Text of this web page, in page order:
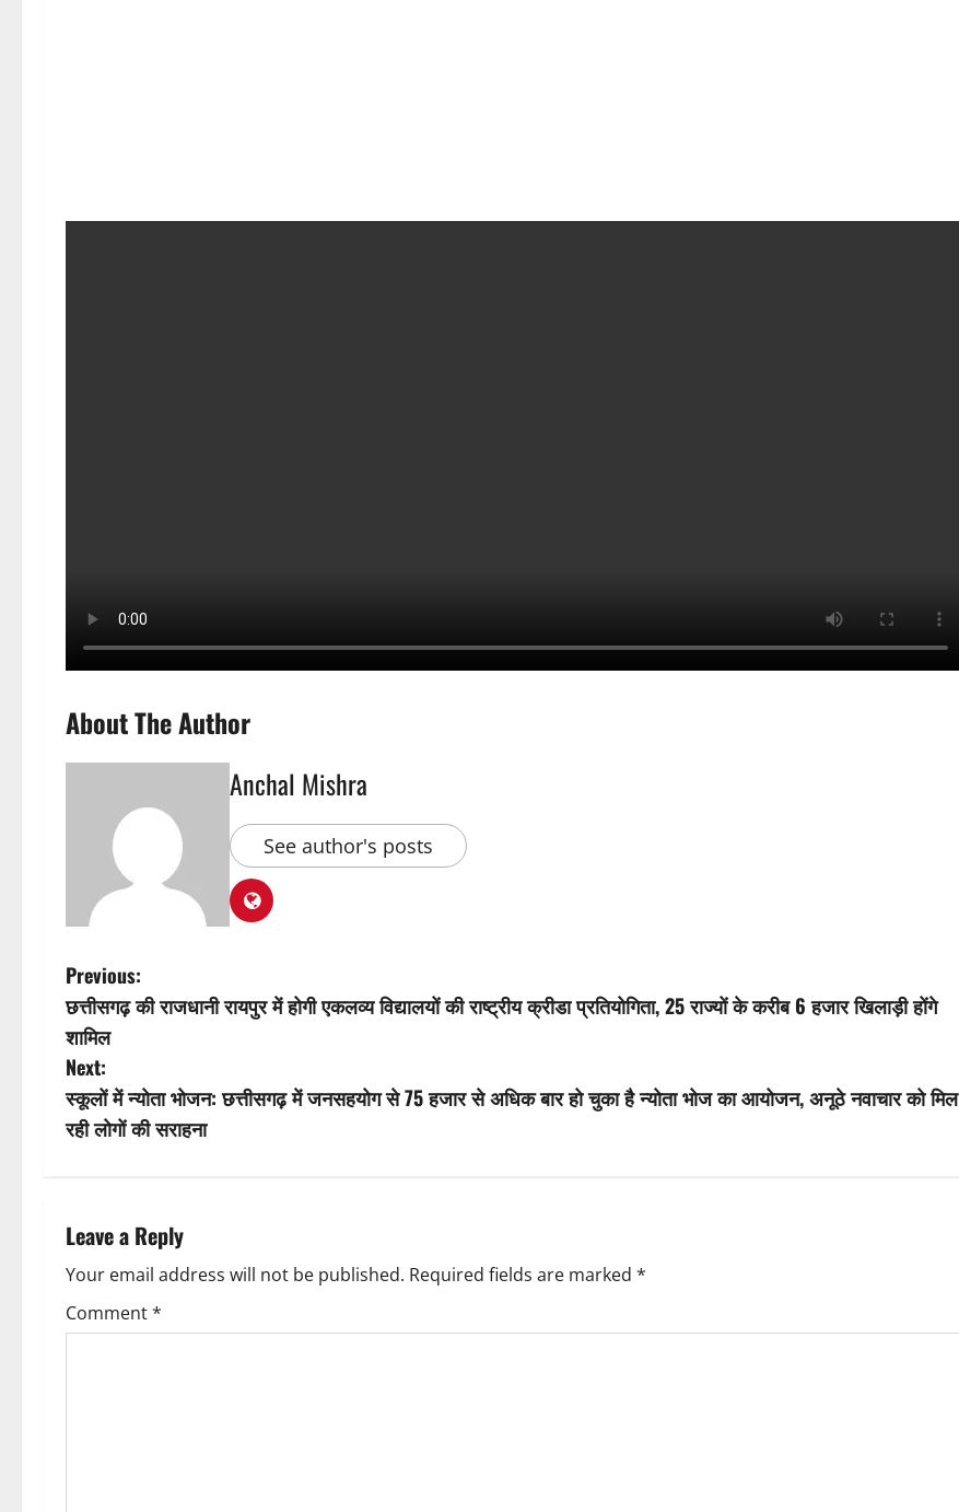
About The Author
Anchal Mishra
See author's posts
P
o
s
t
v
i
g
Previous:
छत्तीसगढ़ की राजधानी रायपुर में होगी एकलव्य विद्यालयों की राष्ट्रीय क्रीडा प्रतियोगिता, 25 राज्यों के करीब 6 हजार खिलाड़ी होंगे
शामिल
Next:
स्कूलों में न्योता भोजन: छत्तीसगढ़ में जनसहयोग से 75 हजार से अधिक बार हो चुका है न्योता भोज का आयोजन, अनूठे नवाचार को मिल
रही लोगों की सराहना
Leave a Reply
Your email address will not be published. Required fields are marked *
Comment*